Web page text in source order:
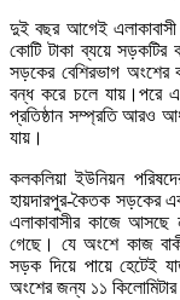
দুই বছর আগেই এলাকাবাসী
কোটি টাকা ব্যয়ে সড়কটির
সড়কের বেশিরভাগ
বন্ধ করে চলে যায়।পরে
প্রতিষ্ঠান সম্প্রতি আরও
যায়।
কলকলিয়া ইউনিয়ন
হায়দারপুর-কৈতক সড়কের
এলাকাবাসীর কাজে
গেছে। যে অংশে কাজ
সড়ক দিয়ে পায়ে হেটেই
অংশের জন্য ১১